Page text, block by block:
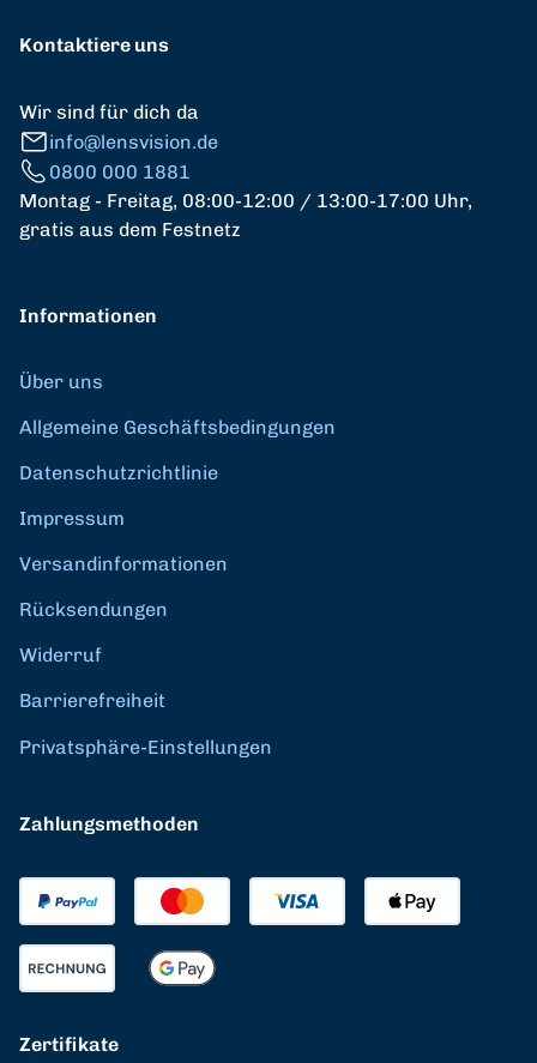
Kontaktiere uns
Wir sind für dich da
info@lensvision.de
0800 000 1881
Montag - Freitag, 08:00-12:00 / 13:00-17:00 Uhr,
gratis aus dem Festnetz
Informationen
Über uns
Allgemeine Geschäftsbedingungen
Datenschutzrichtlinie
Impressum
Versandinformationen
Rücksendungen
Widerruf
Barrierefreiheit
Privatsphäre-Einstellungen
Zahlungsmethoden
Zertifikate